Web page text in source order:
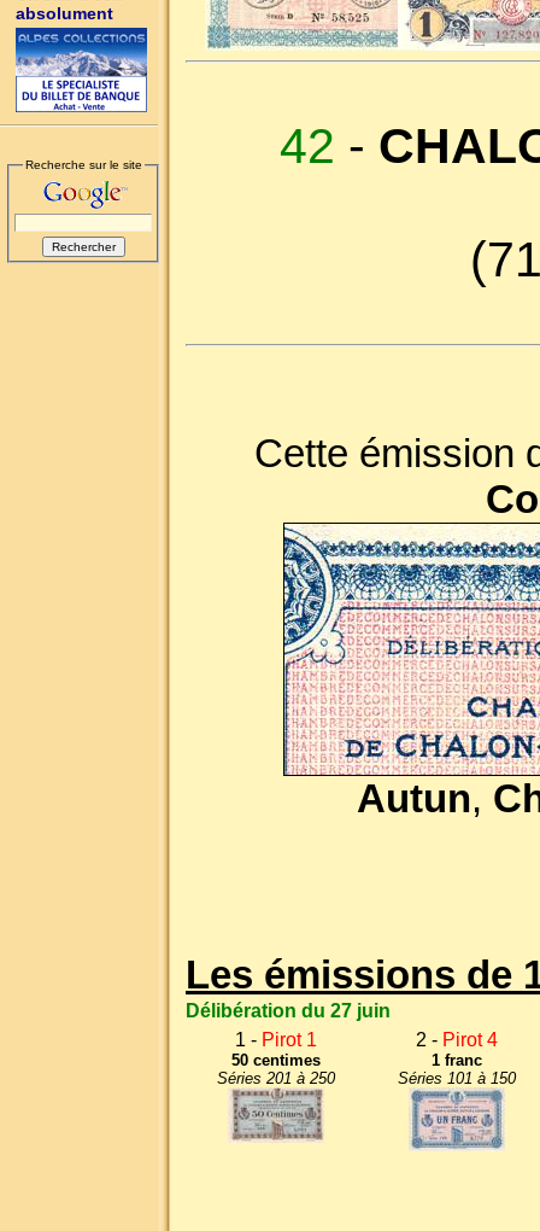
absolument
Recherche sur le site 42 -
Cette émission
Autun,
Les émissions de
Délibération du 27 juin
1 - Pirot 1
50 centimes
Séries 201 à 250
2 - Pirot 4
1 franc
Séries 101 à 150